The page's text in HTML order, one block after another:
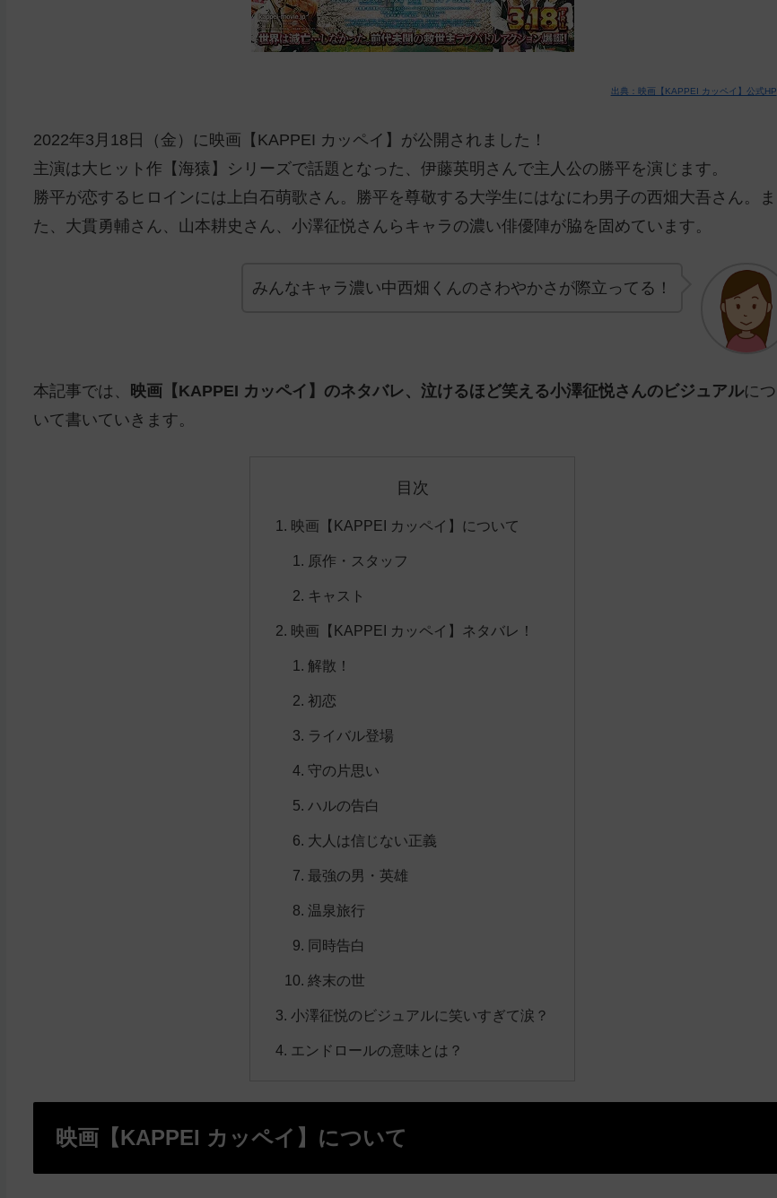
出典：映画【KAPPEI カッペイ】公式HP
2022年3月18日（金）に映画【KAPPEI カッペイ】が公開されました！
主演は大ヒット作【海猿】シリーズで話題となった、伊藤英明さんで主人公の勝平を演じます。
勝平が恋するヒロインには上白石萌歌さん。勝平を尊敬する大学生にはなにわ男子の西畑大吾さん。ま
た、大貫勇輔さん、山本耕史さん、小澤征悦さんらキャラの濃い俳優陣が脇を固めています。
みんなキャラ濃い中西畑くんのさわやかさが際立ってる！
本記事では、 映画【KAPPEI カッペイ】のネタバレ、泣けるほど笑える小澤征悦さんのビジュアルにつ
いて書いていきます。
目次
映画【KAPPEI カッペイ】について
原作・スタッフ
キャスト
映画【KAPPEI カッペイ】ネタバレ！
解散！
初恋
ライバル登場
守の片思い
ハルの告白
大人は信じない正義
最強の男・英雄
温泉旅行
同時告白
終末の世
小澤征悦のビジュアルに笑いすぎて涙？
エンドロールの意味とは？
映画【KAPPEI カッペイ】について